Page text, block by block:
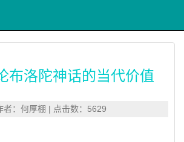
布洛陀神话的当代价值
者：何厚棚 | 点击数：5629